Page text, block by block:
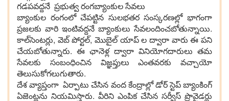
గ‌డ‌ప‌వ‌ద్ద‌నే ప్ర‌భుత్వ రంగ‌బ్యాంకుల సేవ‌లు
బ్యాంకుల రంగంలో చేప‌ట్టిన సుల‌భ‌త‌ర సంస్క‌ర‌ణ‌ల్లో భాగంగా
ప్ర‌జ‌ల‌కు వారి ఇంటివద్ద‌నే బ్యాంకులు సేవ‌లందించ‌బోతున్నాయి.
కాల్‌సెంట‌ర్లు, వెబ్ పోర్ట‌ల్‌, మొబైల్ యాప్ ల ద్వారా వారు ఈ ప‌ని
చేయ‌బోతున్నారు. ఈ ఛానెళ్ల ద్వారా వినియోగ‌దారులు త‌మ
సేవ‌ల‌కు సంబంధించిన విజ్ఞ‌ప్తులు ఎంత‌వ‌ర‌కు వ‌చ్చాయో
తెలుసుకోగ‌లుగుతారు.
దేశ వ్యాప్తంగా ఏర్పాటు చేసిన వంద కేంద్రాల్లో డోర్ స్టెప్ బ్యాంకింగ్
ఏజెంట్లను నియ‌మిస్తారు. వీరిని ఎంపిక చేసిన స‌ర్వీస్ ప్రొవైడ‌ర్లు